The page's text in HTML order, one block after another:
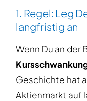
1. Regel: Leg
langfristig an
Wenn Du an der
Geschichte hat
Aktienmarkt auf